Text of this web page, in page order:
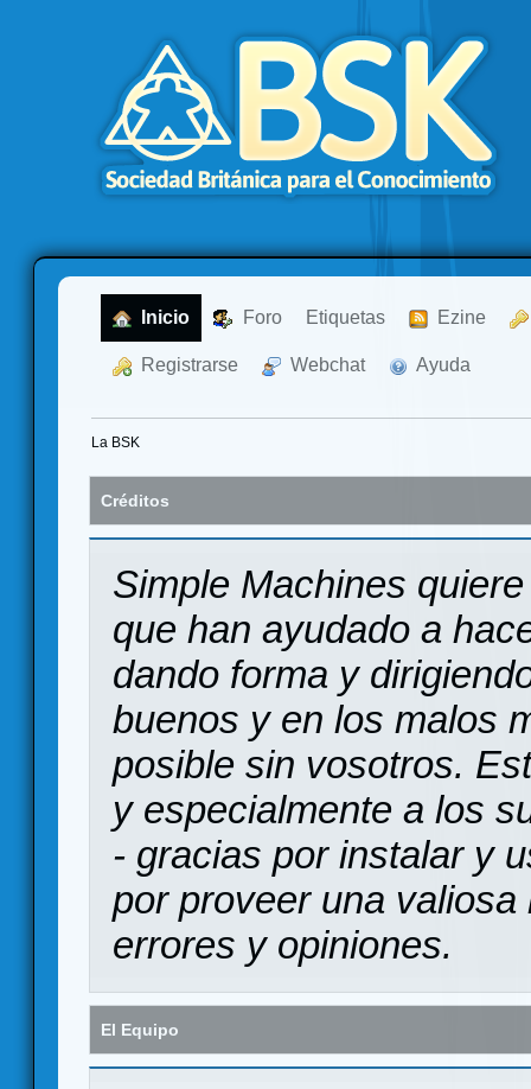
Inicio Foro Etiquetas Ezine
Registrarse Webchat Ayuda
La BSK
Créditos
Simple Machines
que han ayudado a
dando forma y
buenos y en los malos
posible sin vosotros.
y especialmente a los
- gracias por instalar y
por proveer una
errores y opiniones.
El Equipo